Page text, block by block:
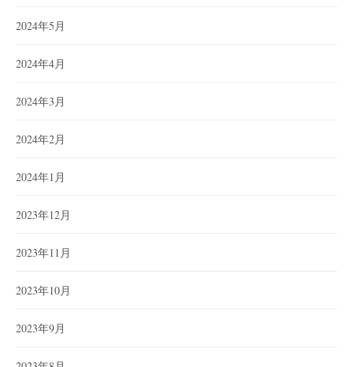
2024年5月
2024年4月
2024年3月
2024年2月
2024年1月
2023年12月
2023年11月
2023年10月
2023年9月